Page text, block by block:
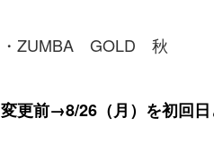
・ZUMBA GOLD 秋
変更前→8/26（月）を初回